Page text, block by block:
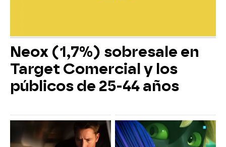
Neox (1,7%) sobresale en
Target Comercial y los
públicos de 25-44 años